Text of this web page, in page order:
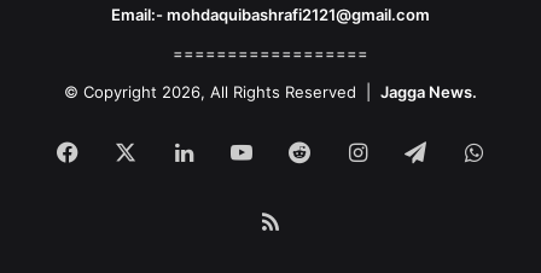
Email:- mohdaquibashrafi2121@gmail.com
==================
© Copyright 2026, All Rights Reserved | Jagga News.
Facebook LinkedInYouTubeRedditInstagram
Telegram
RSS